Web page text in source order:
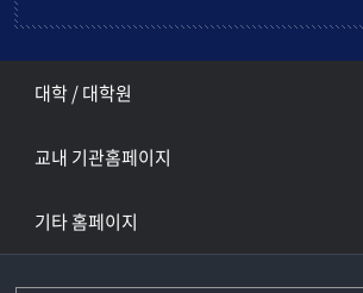
대학 / 대학원
교내 기관홈페이지
기타 홈페이지